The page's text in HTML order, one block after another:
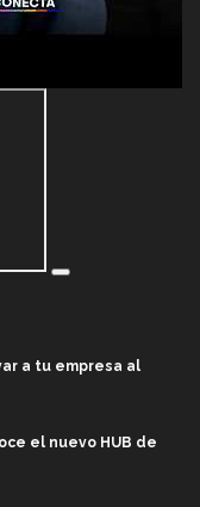
a tu empresa al
el nuevo HUB de